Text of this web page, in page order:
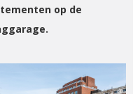
op de